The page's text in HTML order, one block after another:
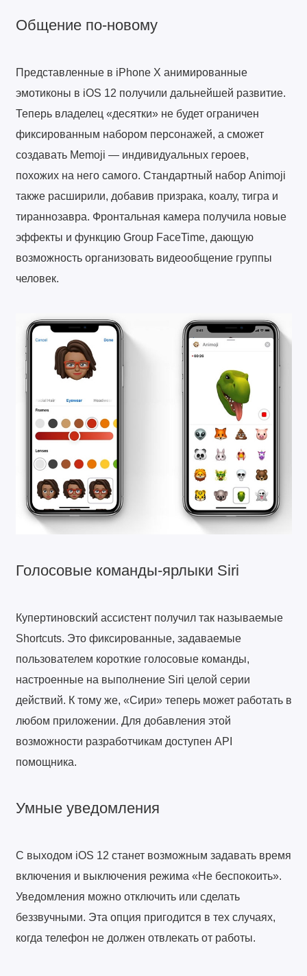
Общение по-новому
Представленные в iPhone X анимированные
эмотиконы в iOS 12 получили дальнейшей развитие.
Теперь владелец «десятки» не будет ограничен
фиксированным набором персонажей, а сможет
создавать Memoji — индивидуальных героев,
похожих на него самого. Стандартный набор Animoji
также расширили, добавив призрака, коалу, тигра и
тираннозавра. Фронтальная камера получила новые
эффекты и функцию Group FaceTime, дающую
возможность организовать видеообщение группы
человек.
Голосовые команды-ярлыки Siri
Купертиновский ассистент получил так называемые
Shortcuts. Это фиксированные, задаваемые
пользователем короткие голосовые команды,
настроенные на выполнение Siri целой серии
действий. К тому же, «Сири» теперь может работать в
любом приложении. Для добавления этой
возможности разработчикам доступен API
помощника.
Умные уведомления
С выходом iOS 12 станет возможным задавать время
включения и выключения режима «Не беспокоить».
Уведомления можно отключить или сделать
беззвучными. Эта опция пригодится в тех случаях,
когда телефон не должен отвлекать от работы.